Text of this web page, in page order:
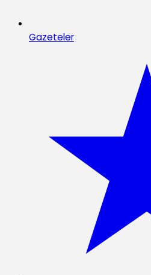
Gazeteler